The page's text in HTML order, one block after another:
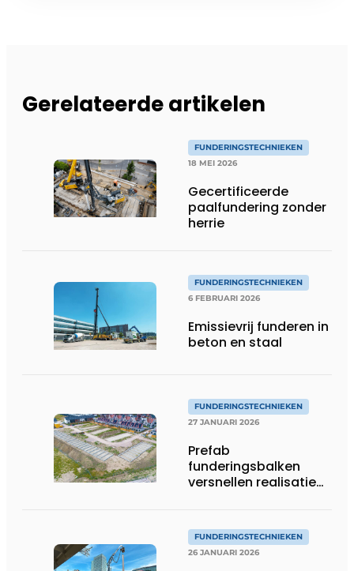
Gerelateerde artikelen
FUNDERINGSTECHNIEKEN
18 MEI 2026
Gecertificeerde
paalfundering zonder
herrie
FUNDERINGSTECHNIEKEN
6 FEBRUARI 2026
Emissievrij funderen in
beton en staal
FUNDERINGSTECHNIEKEN
27 JANUARI 2026
Prefab
funderingsbalken
versnellen realisatie
FUNDERINGSTECHNIEKEN
26 JANUARI 2026